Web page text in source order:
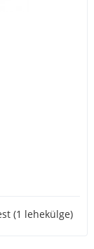
(1 lehekülge)